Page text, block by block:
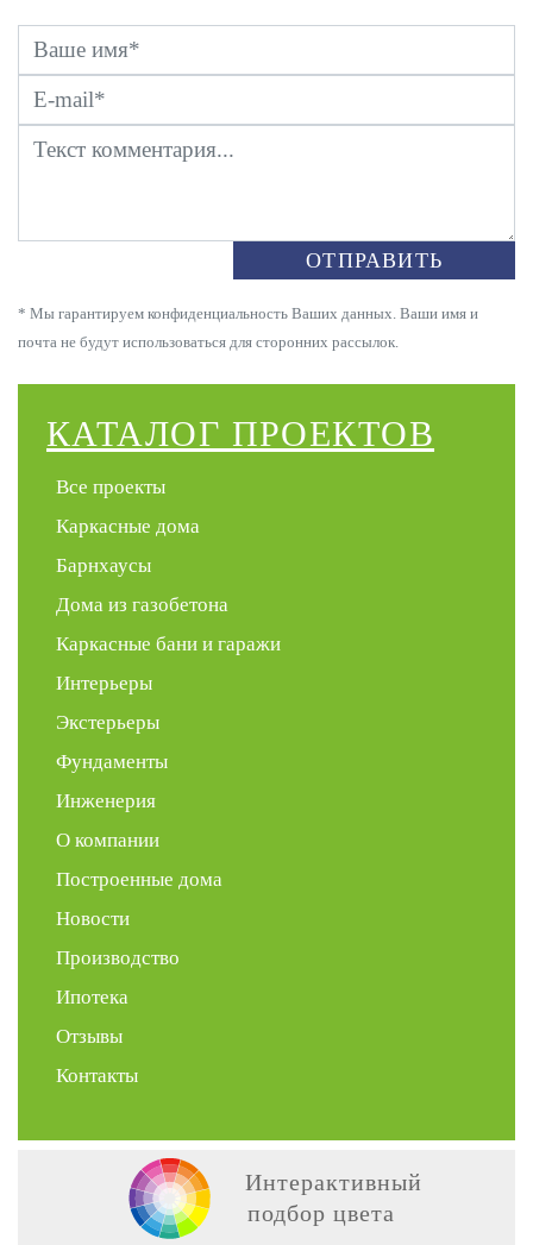
ОТПРАВИТЬ
* Мы гарантируем конфиденциальность Ваших данных. Ваши имя и
почта не будут использоваться для сторонних рассылок.
КАТАЛОГ ПРОЕКТОВ
Все проекты
Каркасные дома
Барнхаусы
Дома из газобетона
Каркасные бани и гаражи
Интерьеры
Экстерьеры
Фундаменты
Инженерия
О компании
Построенные дома
Новости
Производство
Ипотека
Отзывы
Контакты
Интерактивный
подбор цвета